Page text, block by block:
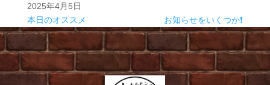
2025年4月5日
本日のオススメ
お知らせをいくつか❗